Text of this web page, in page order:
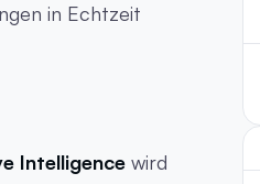
in Echtzeit
Intelligence wird